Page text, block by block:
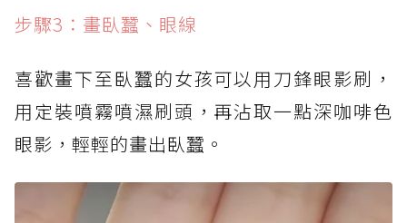
步驟3：畫臥蠶、眼線
喜歡畫下至臥蠶的女孩可以用刀鋒眼影刷，
用定裝噴霧噴濕刷頭，再沾取一點深咖啡色
眼影，輕輕的畫出臥蠶。